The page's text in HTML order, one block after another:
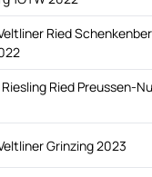
Ried
Ried Preussen-
Grinzing 2023